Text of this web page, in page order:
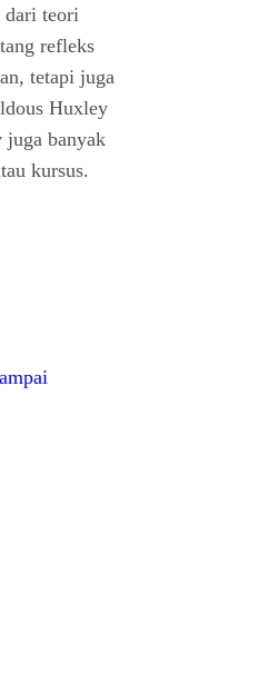
dari teori
refleks
tetapi juga
Huxley
juga banyak
kursus.